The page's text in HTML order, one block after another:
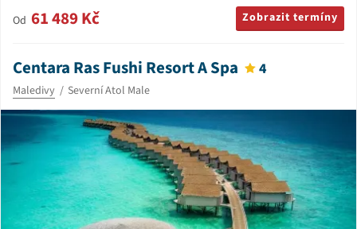
Od 61 489 Kč Zobrazit termíny
Centara Ras Fushi Resort A Spa 4
Maledivy Severní Atol Male